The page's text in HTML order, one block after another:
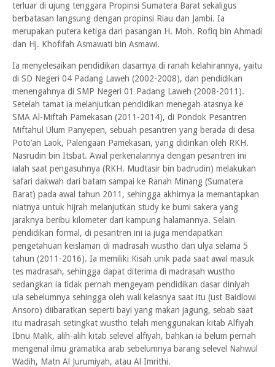
terluar di ujung tenggara Propinsi Sumatera Barat sekaligus
berbatasan langsung dengan propinsi Riau dan Jambi. Ia
merupakan putera ketiga dari pasangan H. Moh. Rofiq bin Ahmadi
dan Hj. Khofifah Asmawati bin Asmawi.
Ia menyelesaikan pendidikan dasarnya di ranah kelahirannya, yaitu
di SD Negeri 04 Padang Laweh (2002-2008), dan pendidikan
menengahnya di SMP Negeri 01 Padang Laweh (2008-2011).
Setelah tamat ia melanjutkan pendidikan menegah atasnya ke
SMA Al-Miftah Pamekasan (2011-2014), di Pondok Pesantren
Miftahul Ulum Panyepen, sebuah pesantren yang berada di desa
Poto’an Laok, Palengaan Pamekasan, yang didirikan oleh RKH.
Nasrudin bin Itsbat. Awal perkenalannya dengan pesantren ini
ialah saat pengasuhnya (RKH. Mudtasir bin badrudin) melakukan
safari dakwah dari batam sampai ke Ranah Minang (Sumatera
Barat) pada awal tahun 2011, sehingga akhirnya ia memantapkan
niatnya untuk hijrah melanjutkan study ke bumi sakera yang
jaraknya beribu kilometer dari kampung halamannya. Selain
pendidikan formal, di pesantren ini ia juga mendapatkan
pengetahuan keislaman di madrasah wustho dan ulya selama 5
tahun (2011-2016). Ia memiliki Kisah unik pada saat awal masuk
tes madrasah, sehingga dapat diterima di madrasah wustho
sedangkan ia tidak pernah mengeyam pendidikan dasar diniyah
ula sebelumnya sehingga oleh wali kelasnya saat itu (ust Baidlowi
Ansoro) diibaratkan seperti bayi yang makan jagung, sebab saat
itu madrasah setingkat wustho telah menggunakan kitab Alfiyah
Ibnu Malik, alih-alih kitab selevel alfiyah, bahkan ia belum pernah
mengenal ilmu gramatika arab sebelumnya barang selevel Nahwul
Wadih, Matn Al Jurumiyah, atau Al Imrithi.